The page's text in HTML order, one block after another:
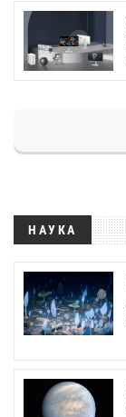
НАУКА